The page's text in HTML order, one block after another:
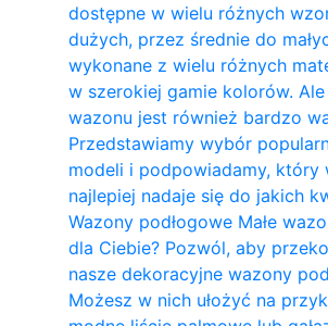
dostępne w wielu różnych
dużych, przez średnie do
wykonane z wielu różnych
w szerokiej gamie kolorów. Ale
wazonu jest również bardzo
Przedstawiamy wybór
modeli i podpowiadamy, który
najlepiej nadaje się do jakich
Wazony podłogowe Małe
dla Ciebie? Pozwól, aby
nasze dekoracyjne wazony
Możesz w nich ułożyć na